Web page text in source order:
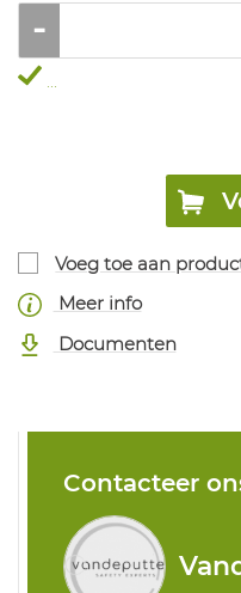
...
Voeg toe aan
Meer info
Documenten
Contacteer